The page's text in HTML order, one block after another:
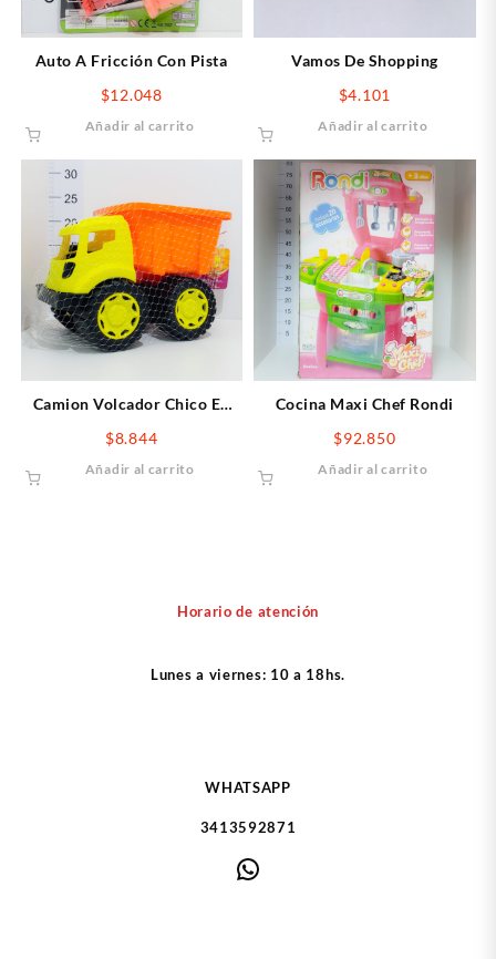
Auto A Fricción Con Pista
$12.048
Añadir al carrito
Vamos De Shopping
$4.101
Añadir al carrito
Camion Volcador Chico En
$8.844
Añadir al carrito
Cocina Maxi Chef Rondi
$92.850
Añadir al carrito
Horario de atención
Lunes a viernes: 10 a 18hs.
WHATSAPP
3413592871
WhatsApp